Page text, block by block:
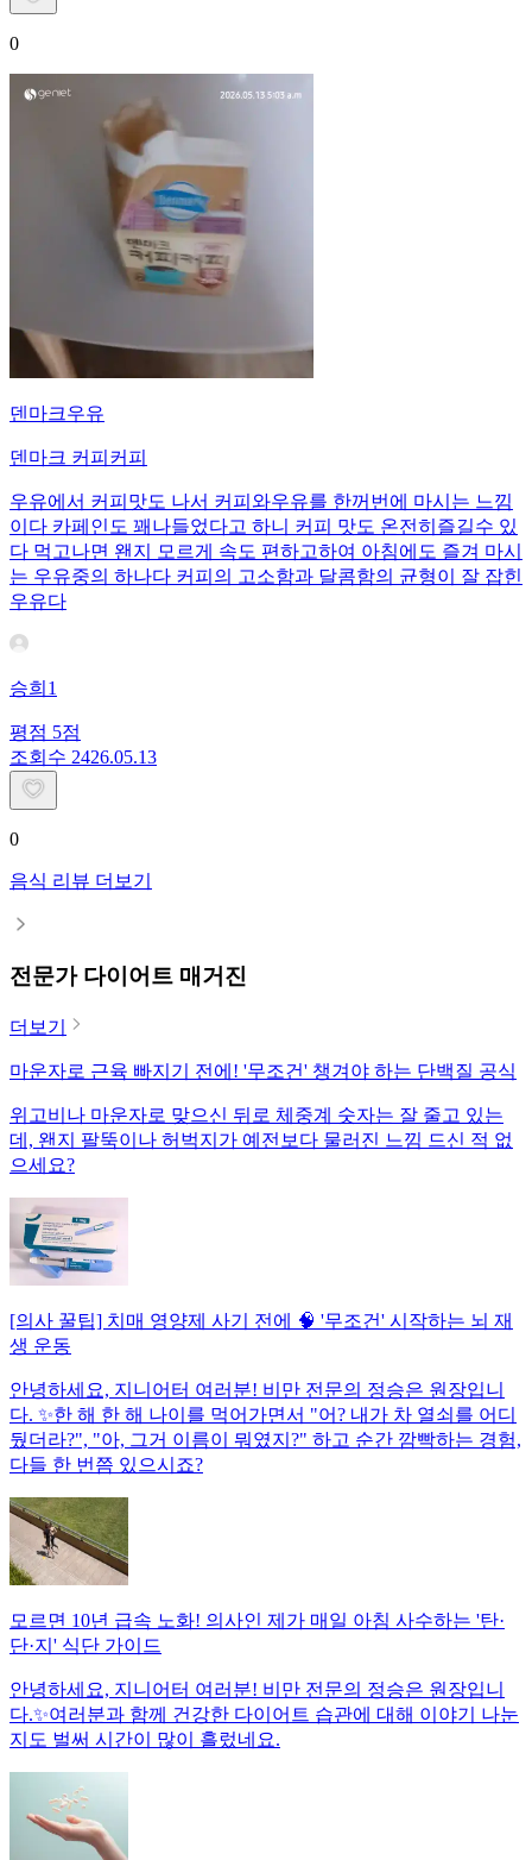
0
덴마크우유
덴마크 커피커피
우유에서 커피맛도 나서 커피와우유를 한꺼번에 마시는 느낌
이다 카페인도 꽤나들었다고 하니 커피 맛도 온전히즐길수 있
다 먹고나면 왠지 모르게 속도 편하고하여 아침에도 즐겨 마시
는 우유중의 하나다 커피의 고소함과 달콤함의 균형이 잘 잡힌
우유다
승희1
평점 5점
조회수 2426.05.13
0
음식 리뷰 더보기
전문가 다이어트 매거진
더보기
마운자로 근육 빠지기 전에! '무조건' 챙겨야 하는 단백질 공식
위고비나 마운자로 맞으신 뒤로 체중계 숫자는 잘 줄고 있는
데, 왠지 팔뚝이나 허벅지가 예전보다 물러진 느낌 드신 적 없
으세요?
[의사 꿀팁] 치매 영양제 사기 전에 🧠 '무조건' 시작하는 뇌 재
생 운동
안녕하세요, 지니어터 여러분! 비만 전문의 정승은 원장입니
다. ✨한 해 한 해 나이를 먹어가면서 "어? 내가 차 열쇠를 어디
뒀더라?", "아, 그거 이름이 뭐였지?" 하고 순간 깜빡하는 경험,
다들 한 번쯤 있으시죠?
모르면 10년 급속 노화! 의사인 제가 매일 아침 사수하는 '탄·
단·지' 식단 가이드
안녕하세요, 지니어터 여러분! 비만 전문의 정승은 원장입니
다.✨여러분과 함께 건강한 다이어트 습관에 대해 이야기 나눈
지도 벌써 시간이 많이 흘렀네요.